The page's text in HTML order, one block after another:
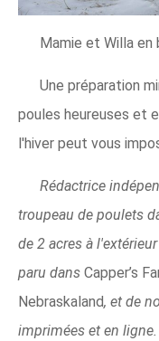
Mamie et Willa en
Une préparation
poules heureuses et
l'hiver peut vous
Rédactrice
troupeau de poulets
de 2 acres à
paru dans Capper’s
Nebraskaland, et de
imprimées et en